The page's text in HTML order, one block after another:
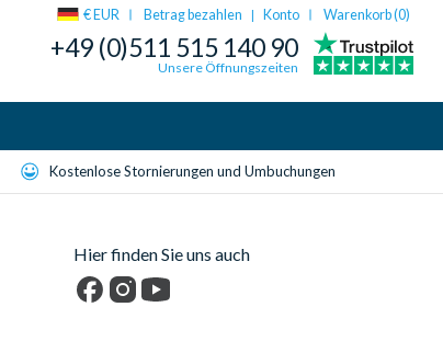
€ EUR Betrag bezahlen | Konto Warenkorb (0)
+49 (0)511 515 140 90
Unsere Öffnungszeiten
Kostenlose Stornierungen und Umbuchungen
Hier finden Sie uns auch